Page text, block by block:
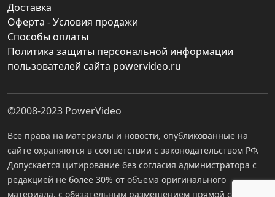
Доставка
Оферта - Условия продажи
Способы оплаты
Политика защиты персональной информации
пользователей сайта powervideo.ru
©2008-2023 PowerVideo
Все права на материалы и новости, опубликованные на
сайте охраняются в соответствии с законодательством РФ.
Допускается цитирование без согласия администратора с
редакцией не более 30% от объема оригинального
материала, с обязательным размещением прямой ссылки